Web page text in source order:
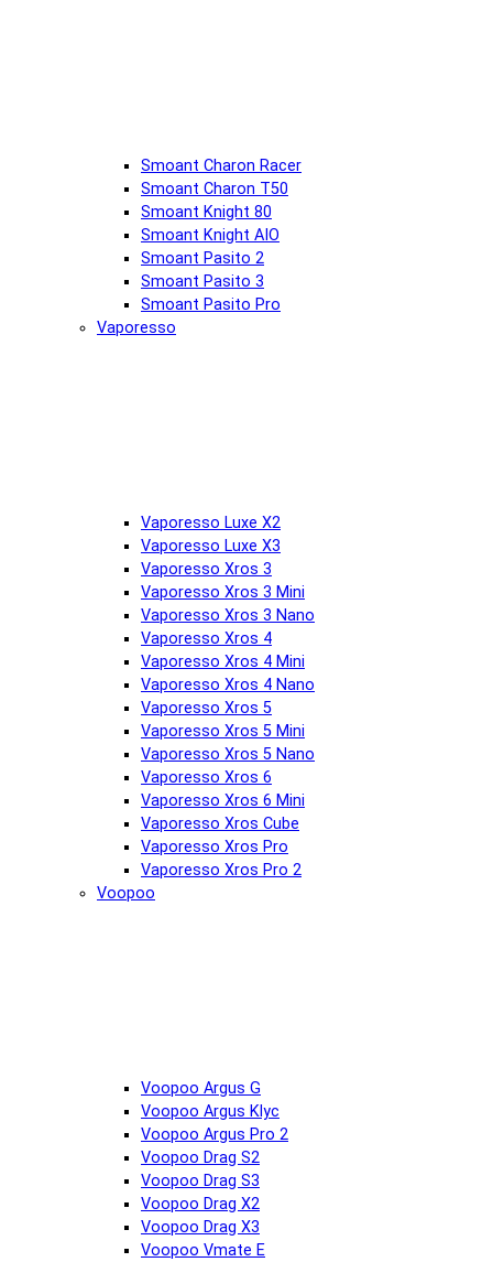
Smoant Charon Racer
Smoant Charon T50
Smoant Knight 80
Smoant Knight AIO
Smoant Pasito 2
Smoant Pasito 3
Smoant Pasito Pro
Vaporesso
Vaporesso Luxe X2
Vaporesso Luxe X3
Vaporesso Xros 3
Vaporesso Xros 3 Mini
Vaporesso Xros 3 Nano
Vaporesso Xros 4
Vaporesso Xros 4 Mini
Vaporesso Xros 4 Nano
Vaporesso Xros 5
Vaporesso Xros 5 Mini
Vaporesso Xros 5 Nano
Vaporesso Xros 6
Vaporesso Xros 6 Mini
Vaporesso Xros Cube
Vaporesso Xros Pro
Vaporesso Xros Pro 2
Voopoo
Voopoo Argus G
Voopoo Argus Klyc
Voopoo Argus Pro 2
Voopoo Drag S2
Voopoo Drag S3
Voopoo Drag X2
Voopoo Drag X3
Voopoo Vmate E